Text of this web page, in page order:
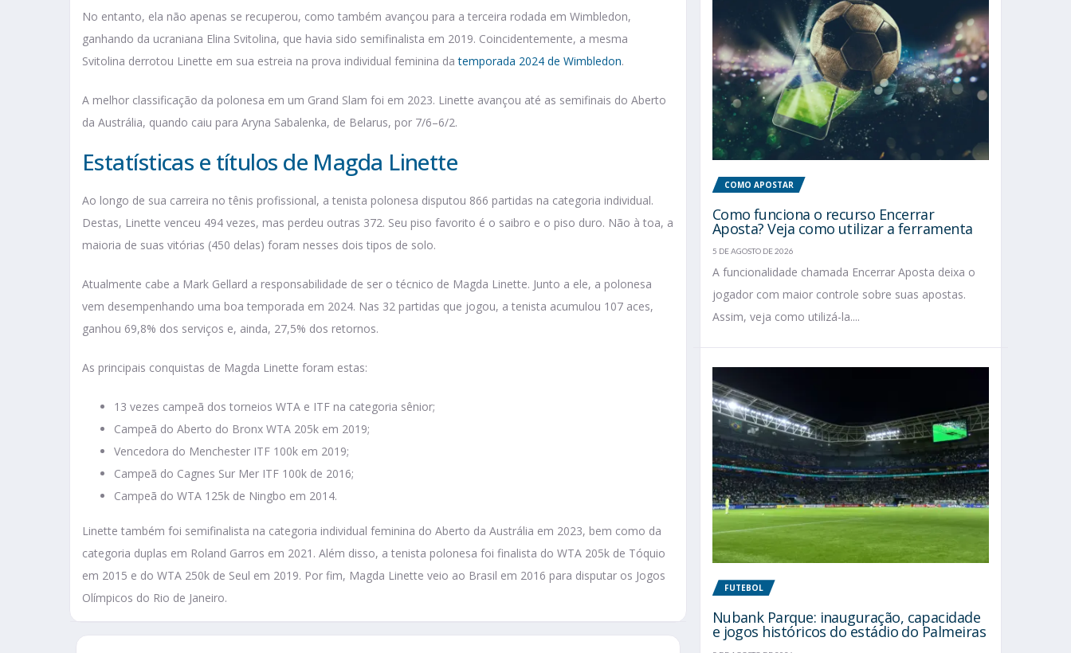
No entanto, ela não apenas se recuperou, como também avançou para a terceira rodada em Wimbledon,
ganhando da ucraniana Elina Svitolina, que havia sido semifinalista em 2019. Coincidentemente, a mesma
Svitolina derrotou Linette em sua estreia na prova individual feminina datemporada 2024 de Wimbledon.
A melhor classificação da polonesa em um Grand Slam foi em 2023. Linette avançou até as semifinais do Aberto
da Austrália, quando caiu para Aryna Sabalenka, de Belarus, por 7/6–6/2.
Estatísticas e títulos de Magda Linette
Ao longo de sua carreira no tênis profissional, a tenista polonesa disputou 866 partidas na categoria individual.
Destas, Linette venceu 494 vezes, mas perdeu outras 372. Seu piso favorito é o saibro e o piso duro. Não à toa, a
maioria de suas vitórias (450 delas) foram nesses dois tipos de solo.
Atualmente cabe a Mark Gellard a responsabilidade de ser o técnico de Magda Linette. Junto a ele, a polonesa
vem desempenhando uma boa temporada em 2024. Nas 32 partidas que jogou, a tenista acumulou 107 aces,
ganhou 69,8% dos serviços e, ainda, 27,5% dos retornos.
As principais conquistas de Magda Linette foram estas:
13 vezes campeã dos torneios WTA e ITF na categoria sênior;
Campeã do Aberto do Bronx WTA 205k em 2019;
Vencedora do Menchester ITF 100k em 2019;
Campeã do Cagnes Sur Mer ITF 100k de 2016;
Campeã do WTA 125k de Ningbo em 2014.
Linette também foi semifinalista na categoria individual feminina do Aberto da Austrália em 2023, bem como da
categoria duplas em Roland Garros em 2021. Além disso, a tenista polonesa foi finalista do WTA 205k de Tóquio
em 2015 e do WTA 250k de Seul em 2019. Por fim, Magda Linette veio ao Brasil em 2016 para disputar os Jogos
Olímpicos do Rio de Janeiro.
COMO APOSTAR
Como funciona o recurso Encerrar
Aposta? Veja como utilizar a ferramenta
5 DE AGOSTO DE 2026
A funcionalidade chamada Encerrar Aposta deixa o
jogador com maior controle sobre suas apostas.
Assim, veja como utilizá-la....
FUTEBOL
Nubank Parque: inauguração, capacidade
e jogos históricos do estádio do Palmeiras